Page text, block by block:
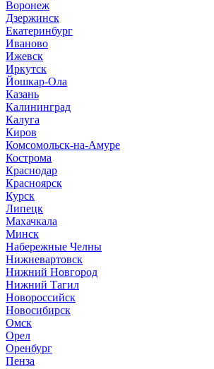
Воронеж
Дзержинск
Екатеринбург
Иваново
Ижевск
Иркутск
Йошкар-Ола
Казань
Калининград
Калуга
Киров
Комсомольск-на-Амуре
Кострома
Краснодар
Красноярск
Курск
Липецк
Махачкала
Минск
Набережные Челны
Нижневартовск
Нижний Новгород
Нижний Тагил
Новороссийск
Новосибирск
Омск
Орел
Оренбург
Пенза